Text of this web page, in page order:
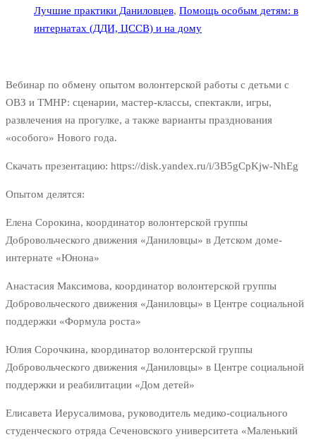
Лучшие практики Даниловцев, Помощь особым детям: в
интернатах (ДДИ, ЦССВ) и на дому
Вебинар по обмену опытом волонтерской работы с детьми с
ОВЗ и ТМНР: сценарии, мастер-классы, спектакли, игры,
развлечения на прогулке, а также варианты празднования
«особого» Нового года.
Скачать презентацию: https://disk.yandex.ru/i/3B5gCpKjw-NhEg
Опытом делятся:
Елена Сорокина, координатор волонтерской группы
Добровольческого движения «Даниловцы» в Детском доме-
интернате «Юнона»
Анастасия Максимова, координатор волонтерской группы
Добровольческого движения «Даниловцы» в Центре социальной
поддержки «Формула роста»
Юлия Сорочкина, координатор волонтерской группы
Добровольческого движения «Даниловцы» в Центре социальной
поддержки и реабилитации «Дом детей»
Елисавета Иерусалимова, руководитель медико-социального
студенческого отряда Сеченовского университета «Маленький